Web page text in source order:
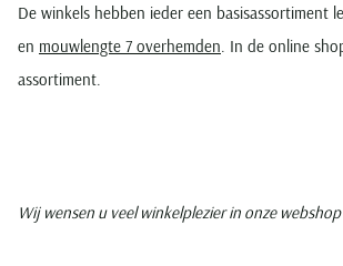
De winkels hebben ieder een basisassortiment
en mouwlengte 7 overhemden . In de online
assortiment.
Wij wensen u veel winkelplezier in onze